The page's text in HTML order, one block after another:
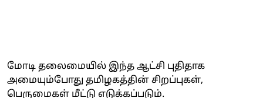
மோடி தலைமையில் இந்த ஆட்சி புதிதாக
அமையும்போது தமிழகத்தின் சிறப்புகள்,
பெருமைகள் மீட்டு எடுக்கப்படும்.